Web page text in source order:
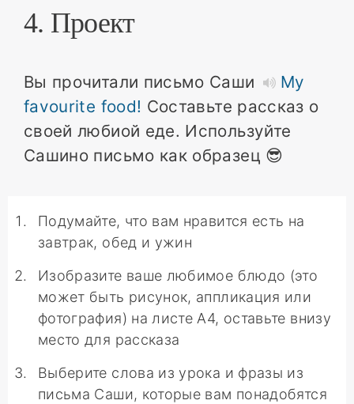
4. Проект
Вы прочитали письмо Саши
My
favourite food! Составьте рассказ о
своей любиой еде. Используйте
Сашино письмо как образец 😎
Подумайте, что вам нравится есть на
завтрак, обед и ужин
Изобразите ваше любимое блюдо (это
может быть рисунок, аппликация или
фотография) на листе А4, оставьте внизу
место для рассказа
Выберите слова из урока и фразы из
письма Саши, которые вам понадобятся